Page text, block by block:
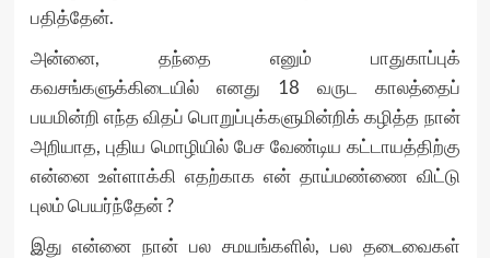
பதித்தேன்.
அன்னை, தந்தை எனும் பாதுகாப்புக்
கவசங்களுக்கிடையில் எனது 18 வருட காலத்தைப்
பயமின்றி எந்த விதப் பொறுப்புக்களுமின்றிக் கழித்த நான்
அறியாத, புதிய மொழியில் பேச வேண்டிய கட்டாயத்திற்கு
என்னை உள்ளாக்கி எதற்காக என் தாய்மண்ணை விட்டு
புலம் பெயர்ந்தேன் ?
இது என்னை நான் பல சமயங்களில், பல தடைவைகள்